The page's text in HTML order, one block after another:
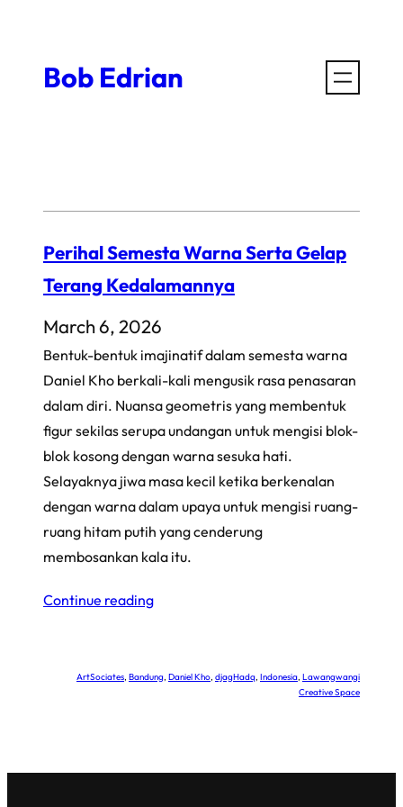
contentBob Edrian
Perihal Semesta Warna Serta Gelap
Terang Kedalamannya
March 6, 2026
Bentuk-bentuk imajinatif dalam semesta warna
Daniel Kho berkali-kali mengusik rasa penasaran
dalam diri. Nuansa geometris yang membentuk
figur sekilas serupa undangan untuk mengisi blok-
blok kosong dengan warna sesuka hati.
Selayaknya jiwa masa kecil ketika berkenalan
dengan warna dalam upaya untuk mengisi ruang-
ruang hitam putih yang cenderung
membosankan kala itu.
Continue reading
ArtSociates, Bandung, Daniel Kho, djagHadq, Indonesia, Lawangwangi
Creative Space